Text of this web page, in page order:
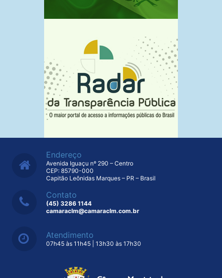
Endereço
Avenida Iguaçu nº 290 – Centro
CEP: 85790-000
Capitão Leônidas Marques – PR – Brasil
Contato
(45) 3286 1144
camaraclm@camaraclm.com.br
Atendimento
07h45 às 11h45 | 13h30 às 17h30